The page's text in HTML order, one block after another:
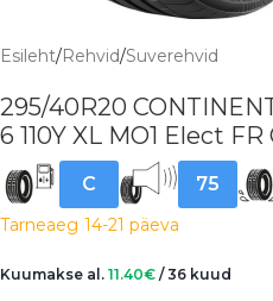
Esileht/Rehvid/Suverehvid
295/40R20
6 110Y XL MO1 Elect FR
C 75
Tarneaeg 14-21 päeva
Kuumakse al. 11.40€ / 36 kuud